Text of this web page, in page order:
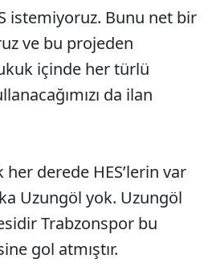
istemiyoruz. Bunu net bir
ve bu projeden
içinde her türlü
da ilan
derede HES’lerin var
Uzungöl yok. Uzungöl
Trabzonspor bu
gol atmıştır.